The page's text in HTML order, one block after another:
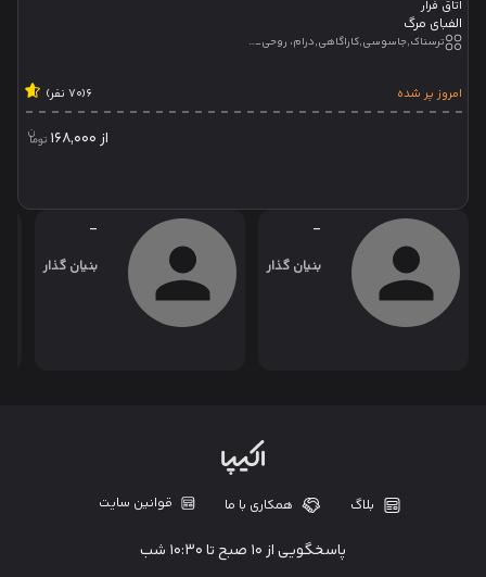
اتاق فرار
الفبای مرگ
ترسناک,جاسوسی,کاراگاهی,درام، روحی_جنی,تئاتر تعاملی
امروز پر شده 6(70 نفر)
از168,000
-
بنیان گذار
-
بنیان گذار
بلاگ همکاری با ما قوانین سایت
پاسخگویی از ۱۰ صبح تا ۱۰:۳۰ شب